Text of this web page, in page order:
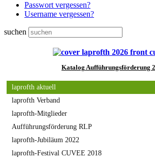
Passwort vergessen?
Username vergessen?
suchen
Katalog Aufführungsförderung
laprofth aktuell
laprofth Verband
laprofth-Mitglieder
Aufführungsförderung RLP
laprofth-Jubiläum 2022
laprofth-Festival CUVEE 2018